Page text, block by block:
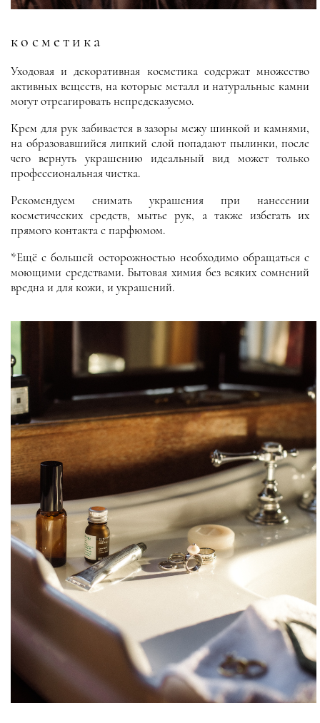
косметика
Уходовая и декоративная косметика содержат множество
активных веществ, на которые металл и натуральные камни
могут отреагировать непредсказуемо.
Крем для рук забивается в зазоры межу шинкой и камнями,
на образовавшийся липкий слой попадают пылинки, после
чего вернуть украшению идеальный вид может только
профессиональная чистка.
Рекомендуем снимать украшения при нанесении
косметических средств, мытье рук, а также избегать их
прямого контакта с парфюмом.
*Ещё с большей осторожностью необходимо обращаться с
моющими средствами. Бытовая химия без всяких сомнений
вредна и для кожи, и украшений.